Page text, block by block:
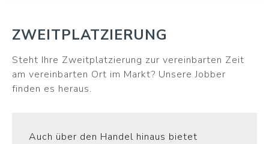
ZWEITPLATZIERUNG
Steht Ihre Zweitplatzierung zur vereinbarten Zeit
am vereinbarten Ort im Markt? Unsere Jobber
finden es heraus.
Auch über den Handel hinaus bietet